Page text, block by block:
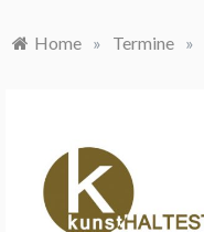
Home » Termine »